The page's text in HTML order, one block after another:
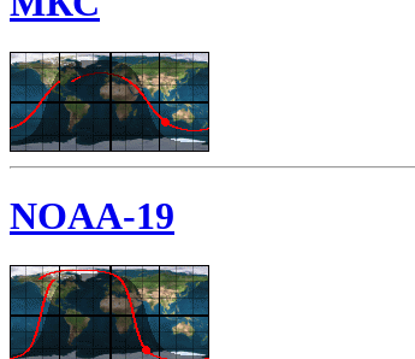
NOAA-19